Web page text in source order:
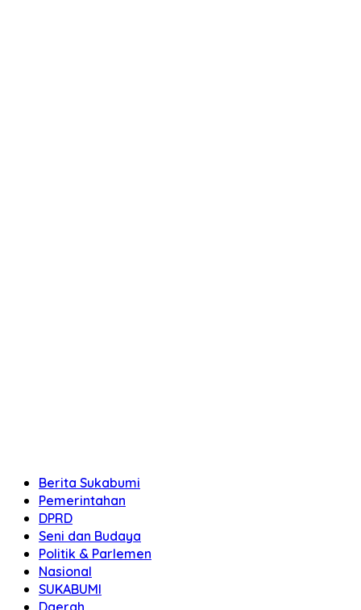
Berita Sukabumi
Pemerintahan
DPRD
Seni dan Budaya
Politik & Parlemen
Nasional
SUKABUMI
Daerah